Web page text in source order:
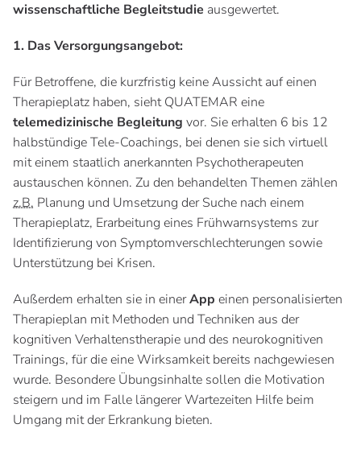
wissenschaftliche Begleitstudie ausgewertet.
1. Das Versorgungsangebot:
Für Betroffene, die kurzfristig keine Aussicht auf einen
Therapieplatz haben, sieht QUATEMAR eine
telemedizinische Begleitung vor. Sie erhalten 6 bis 12
halbstündige Tele-Coachings, bei denen sie sich virtuell
mit einem staatlich anerkannten Psychotherapeuten
austauschen können. Zu den behandelten Themen zählen
z.B. Planung und Umsetzung der Suche nach einem
Therapieplatz, Erarbeitung eines Frühwarnsystems zur
Identifizierung von Symptomverschlechterungen sowie
Unterstützung bei Krisen.
Außerdem erhalten sie in einerApp einen personalisierten
Therapieplan mit Methoden und Techniken aus der
kognitiven Verhaltenstherapie und des neurokognitiven
Trainings, für die eine Wirksamkeit bereits nachgewiesen
wurde. Besondere Übungsinhalte sollen die Motivation
steigern und im Falle längerer Wartezeiten Hilfe beim
Umgang mit der Erkrankung bieten.